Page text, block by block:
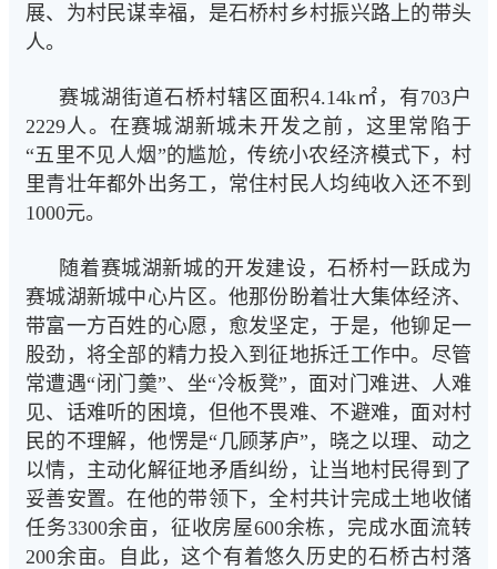
展、为村民谋幸福，是石桥村乡村振兴路上的带头
人。
赛城湖街道石桥村辖区面积4.14k㎡，有703户
2229人。在赛城湖新城未开发之前，这里常陷于
“五里不见人烟”的尴尬，传统小农经济模式下，村
里青壮年都外出务工，常住村民人均纯收入还不到
1000元。
随着赛城湖新城的开发建设，石桥村一跃成为
赛城湖新城中心片区。 他那份盼着壮大集体经济、
带富一方百姓的心愿，愈发坚定， 于是，他铆足一
股劲，将全部的精力投入到征地拆迁工作中。尽管
常遭遇“闭门羹”、坐“冷板凳”，面对门难进、人难
见、话难听的困境，但他不畏难、不避难，面对村
民的不理解，他愣是“几顾茅庐”，晓之以理、动之
以情，主动化解征地矛盾纠纷，让当地村民得到了
妥善安置。在他的带领下，全村共计完成土地收储
任务3300余亩，征收房屋600余栋，完成水面流转
200余亩。自此，这个有着悠久历史的石桥古村落